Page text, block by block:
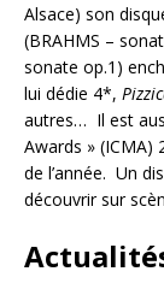
Alsace) son
(BRAHMS –
sonate op.1)
lui dédie 4*,
autres… Il est
Awards » (ICMA)
de l’année. Un
découvrir sur